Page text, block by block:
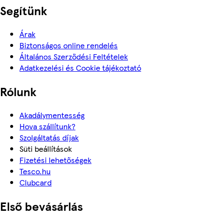
Segítünk
Árak
Biztonságos online rendelés
Általános Szerződési Feltételek
Adatkezelési és Cookie tájékoztató
Rólunk
Akadálymentesség
Hova szállítunk?
Szolgáltatás díjak
Süti beállítások
Fizetési lehetőségek
Tesco.hu
Clubcard
Első bevásárlás